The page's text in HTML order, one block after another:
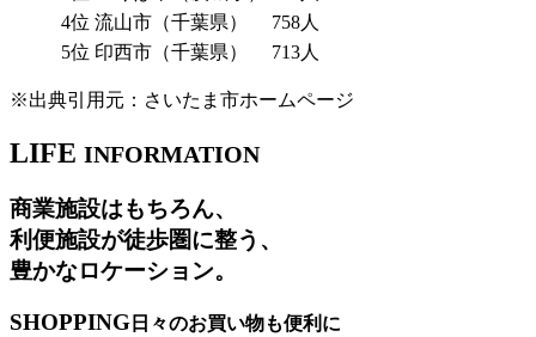
4位 流山市（千葉県）
758人
5位 印西市（千葉県） 713人
※出典引用元：さいたま市ホームページ
LIFE INFORMATION
商業施設はもちろん、
利便施設が徒歩圏に整う、
豊かなロケーション。
SHOPPING 日々のお買い物も便利に